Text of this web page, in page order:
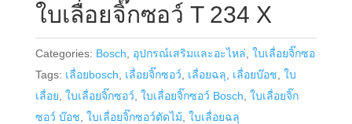
ใบเลื่อยจิ๊กซอว์ T 234 X
Categories: Bosch อุปกรณ์เสริมและอะไหล่ ใบเลื่อยจิ๊กซอ
Tags: เลื่อยbosch เลื่อยจิ๊กซอว์ เลื่อยฉลุ เลื่อยบ๊อช ใบ
เลื่อย ใบเลื่อยจิ๊กซอว์ ใบเลื่อยจิ๊กซอว์ Bosch ใบเลื่อยจิ๊ก
ซอว์ บ๊อช ใบเลื่อยจิ๊กซอว์ตัดไม้, ใบเลื่อยฉลุ